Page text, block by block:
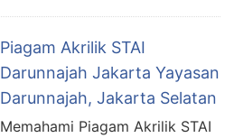
Piagam Akrilik STAI
Darunnajah Jakarta Yayasan
Darunnajah, Jakarta Selatan
Memahami Piagam Akrilik STAI